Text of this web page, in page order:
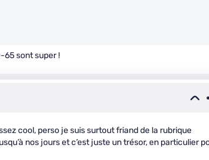
65 sont super !
cool, perso je suis surtout friand de la rubrique
nos jours et c’est juste un trésor, en particulier